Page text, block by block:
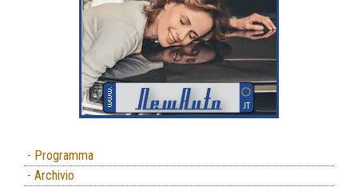
- Programma
- Archivio